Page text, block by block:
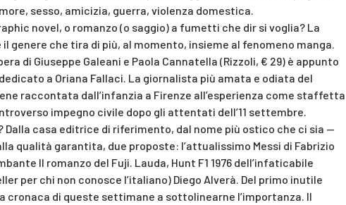
sesso, amicizia, guerra, violenza domestica.
novel, o romanzo (o saggio) a fumetti che dir si voglia? La
genere che tira di più, al momento, insieme al fenomeno manga.
di Giuseppe Galeani e Paola Cannatella (Rizzoli, € 29) è appunto
a Oriana Fallaci. La giornalista più amata e odiata del
raccontata dall’infanzia a Firenze all’esperienza come staffetta
impegno civile dopo gli attentati dell’11 settembre.
Dalla casa editrice di riferimento, dal nome più ostico che ci sia —
qualità garantita, due proposte: l’attualissimo Messi di Fabrizio
Il romanzo del Fuji. Lauda, Hunt F1 1976 dell’infaticabile
per chi non conosce l’italiano) Diego Alverà. Del primo inutile
cronaca di queste settimane a sottolinearne l’importanza. Il